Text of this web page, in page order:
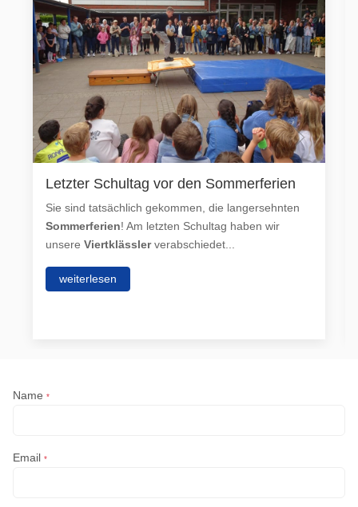
Letzter Schultag vor den Sommerferien
Sie sind tatsächlich gekommen, die langersehnten
Sommerferien! Am letzten Schultag haben wir
unsereViertklässlerverabschiedet...
weiterlesen
Name*
Email*